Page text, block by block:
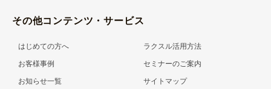
その他コンテンツ・サービス
はじめての方へ
お客様事例
お知らせ一覧
ラクスル活用方法
セミナーのご案内
サイトマップ